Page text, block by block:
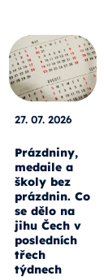
27. 07. 2026
Prázdniny,
medaile a
školy bez
prázdnin. Co
se dělo na
jihu Čech v
posledních
třech
týdnech